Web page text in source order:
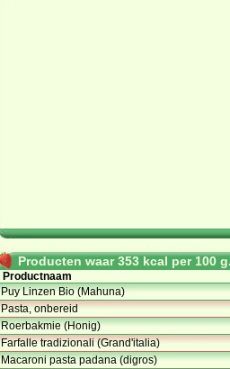
Producten waar 353 kcal per 100
Productnaam
Puy Linzen Bio (Mahuna)
Pasta, onbereid
Roerbakmie (Honig)
Farfalle tradizionali (Grand'italia)
Macaroni pasta padana (digros)